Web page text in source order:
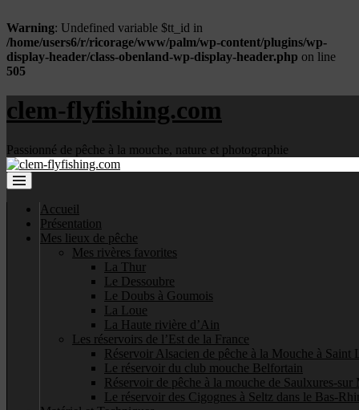
Warning: Undefined variable $tt_id in
/home/users6/r/ricorage/www/palm/wp-content/plugins/wp-
display-header/class-obenland-wp-display-header.php on line
505
clem-flyfishing.com
Passionné de pêche à la mouche, nature et photographie
Accueil
Présentation
Mes lieux de pêche
Mes rivères favorites
La Thur
Le Dessoubre
Le Doubs à Goumois
La Loue
La Haute rivière d’Ain
Les réservoirs de l’Est de la France
Réservoir Alsacien de pêche à la Mouche à
Le réservoir du club mouche Belfortain
Réservoir de pêche à la mouche de Saulxures-sur
Le réservoir des Cigognes à Seltz dans le Bas-